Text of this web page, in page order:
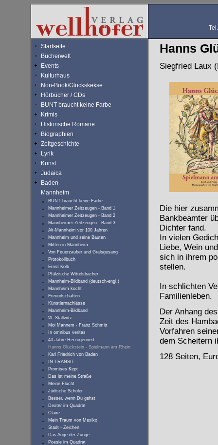
Startseite
Bücherwelt
Events
Kulturhaus
Non-Book/Glückskekse
Hörbücher / CDs
BUNT braucht keine Farbe
Krimis
Historische Romane
Biographien
Zeitgeschichte
Lyrik
Kunst
Judaica
Baden
Mannheim
BUNT braucht keine Farbe
Mannheimer Zeitzeugen - Band 1
Mannheimer Zeitzeugen - Band 2
Mannheimer Zeitzeugen - Band 3
Alt-Mannheim vor 100 Jahren
Mannheim und seine Bauten
Mitten in Mannheim
Von Feuerzauber und Gralsgesang
Protokollbuch
Ernst Kolb
Pfälzische Wittelsbacher
Mannheim-Bildband (deutsch-engl.)
Mannheim kocht
Freundschaften
Künstlernachlässe
Mannheim-Bildband
W. Stallwitz
Moi Mannem - Franz Schmitt
In omnibus veritas
40 Jahre Herzogenried
Hanns Glückstein - Spielmann am Rhein
Karl Friedrich von Baden
IN TRANSIT
Promises Kept
Das ist meine Straße
Meine Flucht
Jüdische Schüler
Besser, wenn Du gehst
Dexter im Quadrat
Claire
Mein Traum von Mexiko
Stadt - Zeichen
Das Auge der Zunge
Poesie im Quadrat
Hanns
Siegfried Laux
Die hier
Bankbeamter
Dichter fand.
In vielen
Liebe, Wein
sich in ihrem
stellen.
In schlichten
Familienleben.
Der Anhang
Zeit des
Vorfahren
dem Scheitern
128 Seiten,